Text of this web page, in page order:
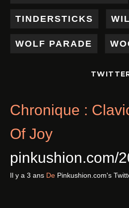
TINDERSTICKS
WOLF PARADE
Chronique :
Of Joy
pinkushion.com/
Il y a 3 ans De Pinkushion.com's